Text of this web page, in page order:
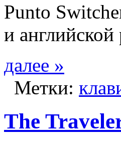
Punto
и английской
далее »
Метки:
The